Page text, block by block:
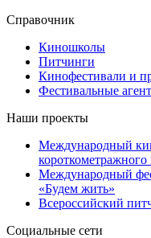
Справочник
Киношколы
Питчинги
Кинофестивали и
Фестивальные
Наши проекты
Международный
короткометражного
Международный
«Будем жить»
Всероссийский
Социальные сети